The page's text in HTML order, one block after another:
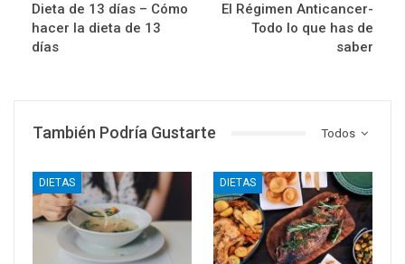
Dieta de 13 días – Cómo
hacer la dieta de 13
días
El Régimen Anticancer-
Todo lo que has de
saber
Todos
También Podría Gustarte
DIETAS DIETAS